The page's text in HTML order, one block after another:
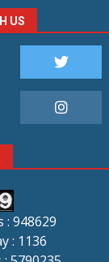
US
: 948629
: 1136